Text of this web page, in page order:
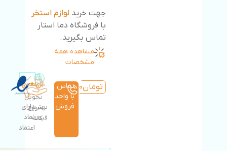
جهت خریدلوازم استخر
با فروشگاه دما استار
تماس بگیرید.
مشاهده همه
مشخصات
بهترین
قیمت
تحویل
سریع
کالا
دارای
نماد
اعتماد
تومان3,100,000
تماس
با واحد
فروش